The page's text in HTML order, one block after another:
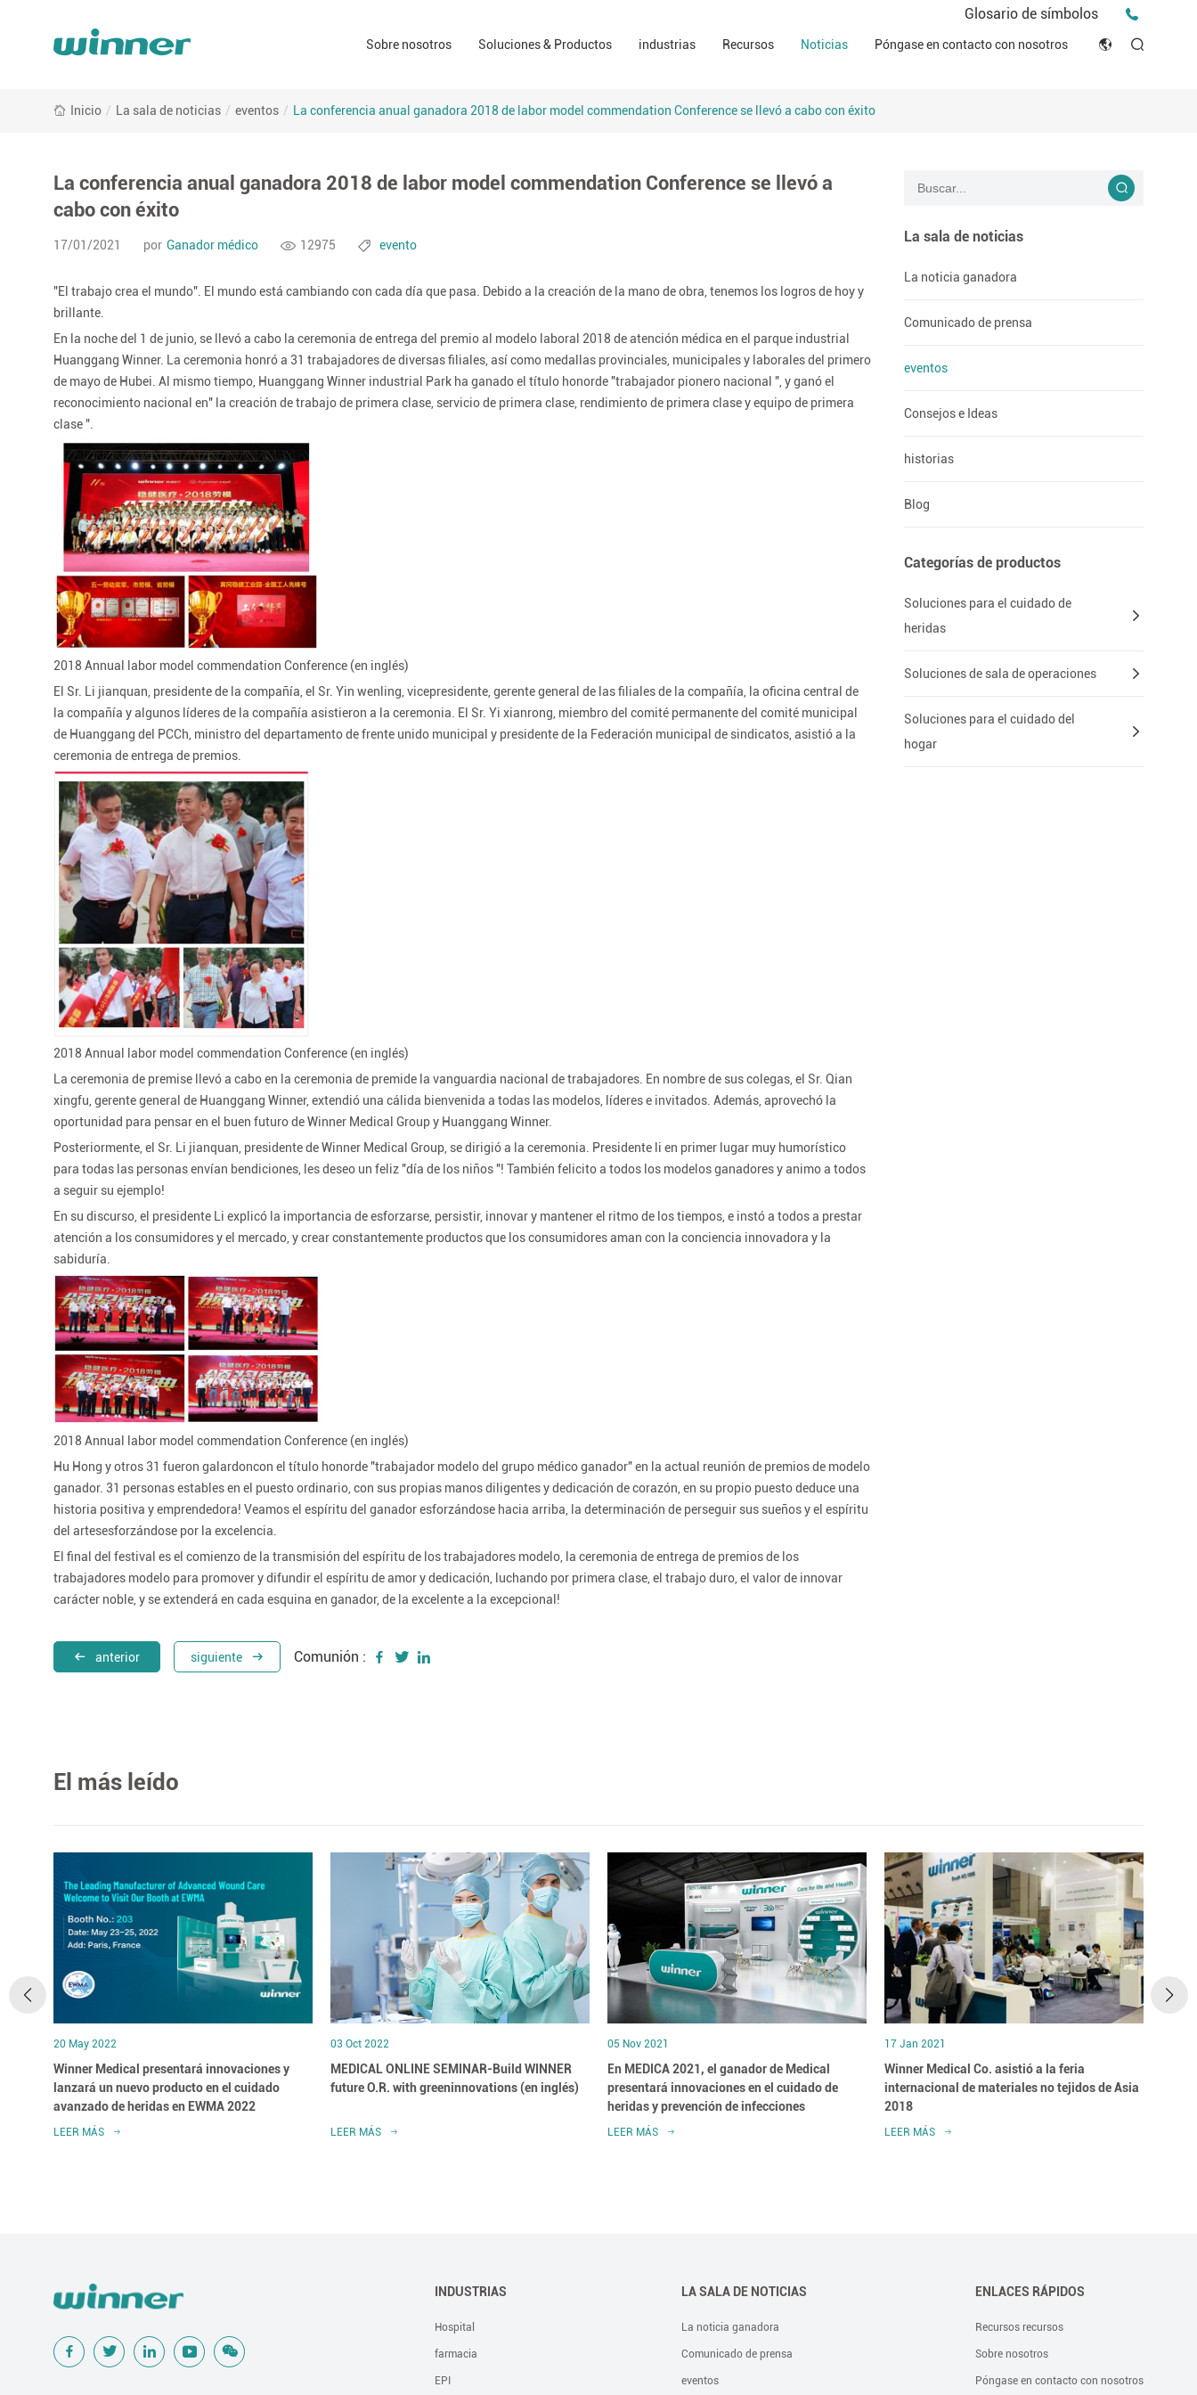
Glosario de símbolos
Sobre nosotros
Soluciones & Productos industrias Recursos Noticias
eventos Póngase en contacto con nosotros
Русский язык
بالعربية
Español
Deutsch
conferencia
commendation
Inicio / La sala de noticias / eventos / La conferencia anual ganadora 2018 de labor model commendation Conference se llevó a cabo con éxito
La conferencia anual ganadora 2018 de labor model commendation Conference se llevó a
cabo con éxito
17/01/2021 por Ganador médico 12975 evento
"El trabajo crea el mundo". El mundo está cambiando con cada día que pasa. Debido a la creación de la mano de obra, tenemos los logros de hoy y
brillante.
En la noche del 1 de junio, se llevó a cabo la ceremonia de entrega del premio al modelo laboral 2018 de atención médica en el parque industrial
Huanggang Winner. La ceremonia honró a 31 trabajadores de diversas filiales, así como medallas provinciales, municipales y laborales del primero
de mayo de Hubei. Al mismo tiempo, Huanggang Winner industrial Park ha ganado el título honorde "trabajador pionero nacional ", y ganó el
reconocimiento nacional en" la creación de trabajo de primera clase, servicio de primera clase, rendimiento de primera clase y equipo de primera
clase ".
2018 Annual labor model commendation Conference (en inglés)
El Sr. Li jianquan, presidente de la compañía, el Sr. Yin wenling, vicepresidente, gerente general de las filiales de la compañía, la oficina central de
la compañía y algunos líderes de la compañía asistieron a la ceremonia. El Sr. Yi xianrong, miembro del comité permanente del comité municipal
de Huanggang del PCCh, ministro del departamento de frente unido municipal y presidente de la Federación municipal de sindicatos, asistió a la
ceremonia de entrega de premios.
2018 Annual labor model commendation Conference (en inglés)
La ceremonia de premise llevó a cabo en la ceremonia de premide la vanguardia nacional de trabajadores. En nombre de sus colegas, el Sr. Qian
xingfu, gerente general de Huanggang Winner, extendió una cálida bienvenida a todas las modelos, líderes e invitados. Además, aprovechó la
oportunidad para pensar en el buen futuro de Winner Medical Group y Huanggang Winner.
Posteriormente, el Sr. Li jianquan, presidente de Winner Medical Group, se dirigió a la ceremonia. Presidente li en primer lugar muy humorístico
para todas las personas envían bendiciones, les deseo un feliz "día de los niños "! También felicito a todos los modelos ganadores y animo a todos
a seguir su ejemplo!
En su discurso, el presidente Li explicó la importancia de esforzarse, persistir, innovar y mantener el ritmo de los tiempos, e instó a todos a prestar
atención a los consumidores y el mercado, y crear constantemente productos que los consumidores aman con la conciencia innovadora y la
sabiduría.
2018 Annual labor model commendation Conference (en inglés)
Hu Hong y otros 31 fueron galardoncon el título honorde "trabajador modelo del grupo médico ganador" en la actual reunión de premios de modelo
ganador. 31 personas estables en el puesto ordinario, con sus propias manos diligentes y dedicación de corazón, en su propio puesto deduce una
historia positiva y emprendedora! Veamos el espíritu del ganador esforzándose hacia arriba, la determinación de perseguir sus sueños y el espíritu
del artesesforzándose por la excelencia.
El final del festival es el comienzo de la transmisión del espíritu de los trabajadores modelo, la ceremonia de entrega de premios de los
trabajadores modelo para promover y difundir el espíritu de amor y dedicación, luchando por primera clase, el trabajo duro, el valor de innovar
carácter noble, y se extenderá en cada esquina en ganador, de la excelente a la excepcional!
anterior siguiente Comunión :
La sala de noticias
La noticia ganadora
Comunicado de prensa
eventos
Consejos e Ideas
historias
Blog
Categorías de productos
Soluciones para el cuidado de
heridas
Soluciones de sala de operaciones
Soluciones para el cuidado del
hogar
El más leído
20 May 2022
Winner Medical presentará innovaciones y
lanzará un nuevo producto en el cuidado
avanzado de heridas en EWMA 2022
LEER MÁS
03 Oct 2022
MEDICAL ONLINE SEMINAR-Build WINNER
future O.R. with greeninnovations (en inglés)
LEER MÁS
05 Nov 2021
En MEDICA 2021, el ganador de Medical
presentará innovaciones en el cuidado de
heridas y prevención de infecciones
LEER MÁS
17 Jan 2021
Winner Medical Co. asistió a la feria
internacional de materiales no tejidos de Asia
2018
LEER MÁS
INDUSTRIAS
Hospital
farmacia
EPI
LA SALA DE NOTICIAS
La noticia ganadora
Comunicado de prensa
eventos
ENLACES RÁPIDOS
Recursos recursos
Sobre nosotros
Póngase en contacto con nosotros